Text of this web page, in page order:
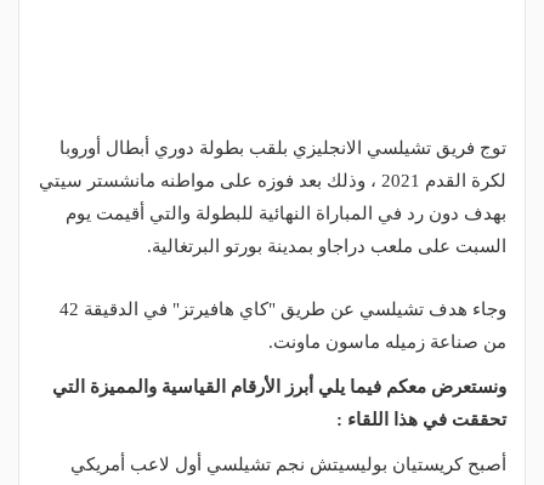
توج فريق تشيلسي الانجليزي بلقب بطولة دوري أبطال أوروبا
لكرة القدم 2021 ، وذلك بعد فوزه على مواطنه مانشستر سيتي
بهدف دون رد في المباراة النهائية للبطولة والتي أقيمت يوم
السبت على ملعب دراجاو بمدينة بورتو البرتغالية.
وجاء هدف تشيلسي عن طريق "كاي هافيرتز" في الدقيقة 42
من صناعة زميله ماسون ماونت.
ونستعرض معكم فيما يلي أبرز الأرقام القياسية والمميزة التي
تحققت في هذا اللقاء :
أصبح كريستيان بوليسيتش نجم تشيلسي أول لاعب أمريكي